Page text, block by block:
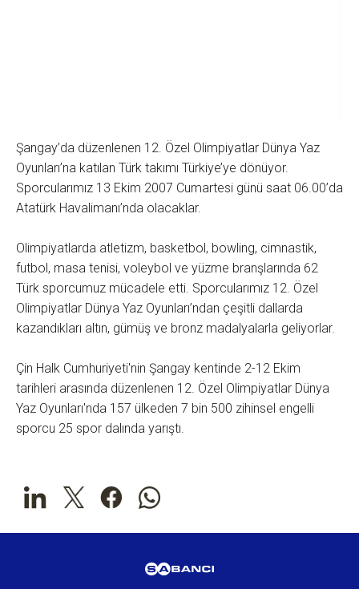
Şangay’da düzenlenen 12. Özel Olimpiyatlar Dünya Yaz
Oyunları’na katılan Türk takımı Türkiye’ye dönüyor.
Sporcularımız 13 Ekim 2007 Cumartesi günü saat 06.00’da
Atatürk Havalimanı’nda olacaklar.
Olimpiyatlarda atletizm, basketbol, bowling, cimnastik,
futbol, masa tenisi, voleybol ve yüzme branşlarında 62
Türk sporcumuz mücadele etti. Sporcularımız 12. Özel
Olimpiyatlar Dünya Yaz Oyunları’ndan çeşitli dallarda
kazandıkları altın, gümüş ve bronz madalyalarla geliyorlar.
Çin Halk Cumhuriyeti'nin Şangay kentinde 2-12 Ekim
tarihleri arasında düzenlenen 12. Özel Olimpiyatlar Dünya
Yaz Oyunları'nda 157 ülkeden 7 bin 500 zihinsel engelli
sporcu 25 spor dalında yarıştı.